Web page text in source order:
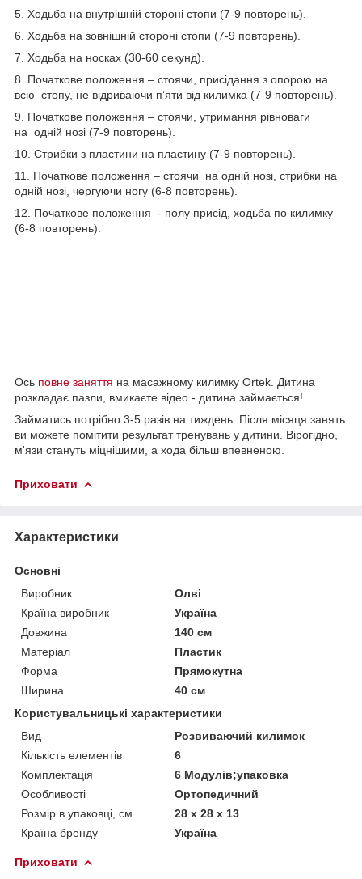
5. Ходьба на внутрішній стороні стопи (7-9 повторень).
6. Ходьба на зовнішній стороні стопи (7-9 повторень).
7. Ходьба на носках (30-60 секунд).
8. Початкове положення – стоячи, присідання з опорою на
всю стопу, не відриваючи п’яти від килимка (7-9 повторень).
9. Початкове положення – стоячи, утримання рівноваги
на одній нозі (7-9 повторень).
10. Стрибки з пластини на пластину (7-9 повторень).
11. Початкове положення – стоячи на одній нозі, стрибки на
одній нозі, чергуючи ногу (6-8 повторень).
12. Початкове положення - полу присід, ходьба по килимку
(6-8 повторень).
Ось повне заняття на масажному килимку Ortek. Дитина
розкладає пазли, вмикаєте відео - дитина займається!
Займатись потрібно 3-5 разів на тиждень. Після місяця занять
ви можете помітити результат тренувань у дитини. Вірогідно,
м'язи стануть міцнішими, а хода більш впевненою.
Приховати
Характеристики
Основні
Виробник
Олві
Країна виробник
Україна
Довжина
140 см
Матеріал
Пластик
Форма
Прямокутна
Ширина
40 см
Користувальницькі характеристики
Вид
Розвиваючий килимок
Кількість елементів
6
Комплектація
6 Модулів;упаковка
Особливості
Ортопедичний
Розмір в упаковці, см
28 x 28 x 13
Країна бренду
Україна
Приховати